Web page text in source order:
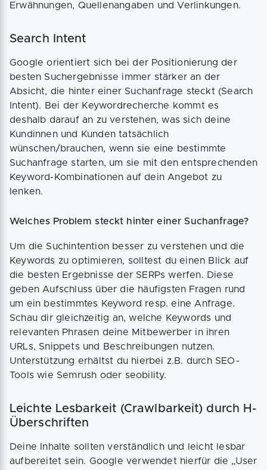
Erwähnungen, Quellenangaben und Verlinkungen.
Search Intent
Google orientiert sich bei der Positionierung der
besten Suchergebnisse immer stärker an der
Absicht, die hinter einer Suchanfrage steckt (Search
Intent). Bei der Keywordrecherche kommt es
deshalb darauf an zu verstehen, was sich deine
Kundinnen und Kunden tatsächlich
wünschen/brauchen, wenn sie eine bestimmte
Suchanfrage starten, um sie mit den entsprechenden
Keyword-Kombinationen auf dein Angebot zu
lenken.
Welches Problem steckt hinter einer Suchanfrage?
Um die Suchintention besser zu verstehen und die
Keywords zu optimieren, solltest du einen Blick auf
die besten Ergebnisse der SERPs werfen. Diese
geben Aufschluss über die häufigsten Fragen rund
um ein bestimmtes Keyword resp. eine Anfrage.
Schau dir gleichzeitig an, welche Keywords und
relevanten Phrasen deine Mitbewerber in ihren
URLs, Snippets und Beschreibungen nutzen.
Unterstützung erhältst du hierbei z.B. durch SEO-
Tools wie Semrush oder seobility.
Leichte Lesbarkeit (Crawlbarkeit) durch H-
Überschriften
Deine Inhalte sollten verständlich und leicht lesbar
aufbereitet sein. Google verwendet hierfür die „User